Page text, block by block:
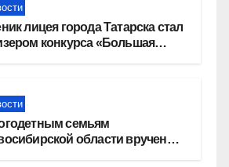
лицея города Татарска стал
конкурса «Большая
семьям
области вручены